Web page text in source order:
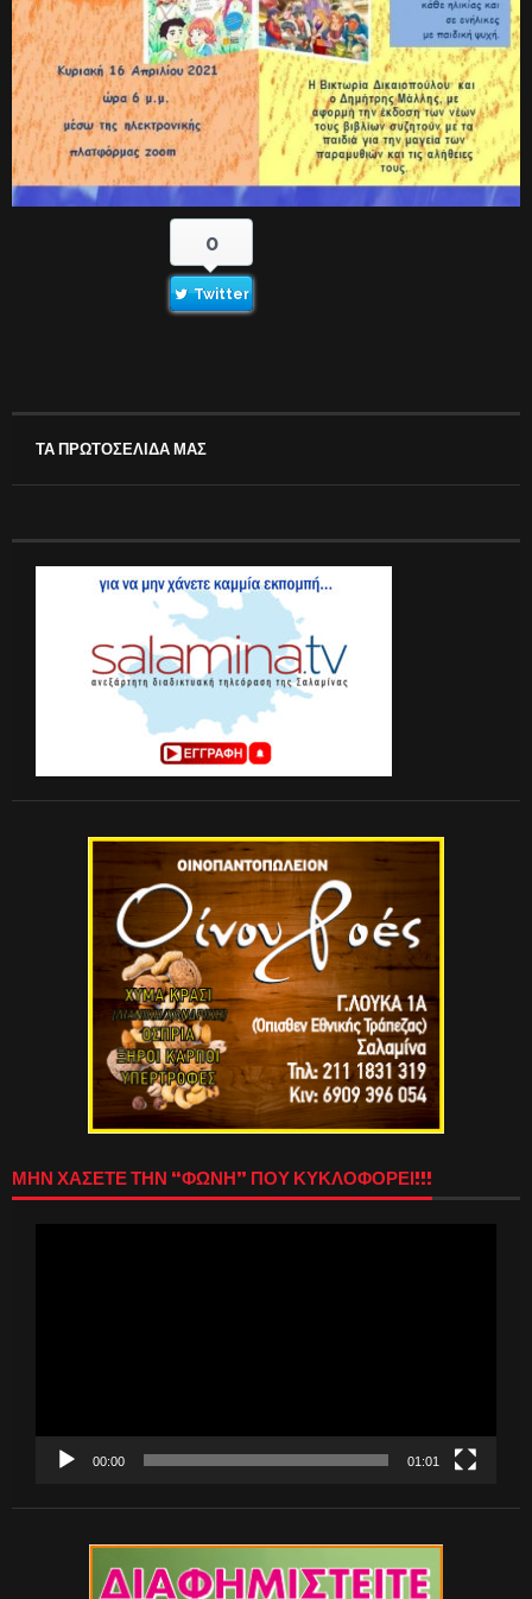
0
Twitter
ΤΑ ΠΡΩΤΟΣΕΛΙΔΑ ΜΑΣ
ΜΗΝ ΧΑΣΕΤΕ ΤΗΝ “ΦΩΝΗ” ΠΟΥ ΚΥΚΛΟΦΟΡΕΙ!!!
00:00 01:01